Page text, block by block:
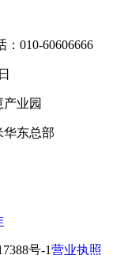
010-60606666
业园
华东总部
号-1营业执照